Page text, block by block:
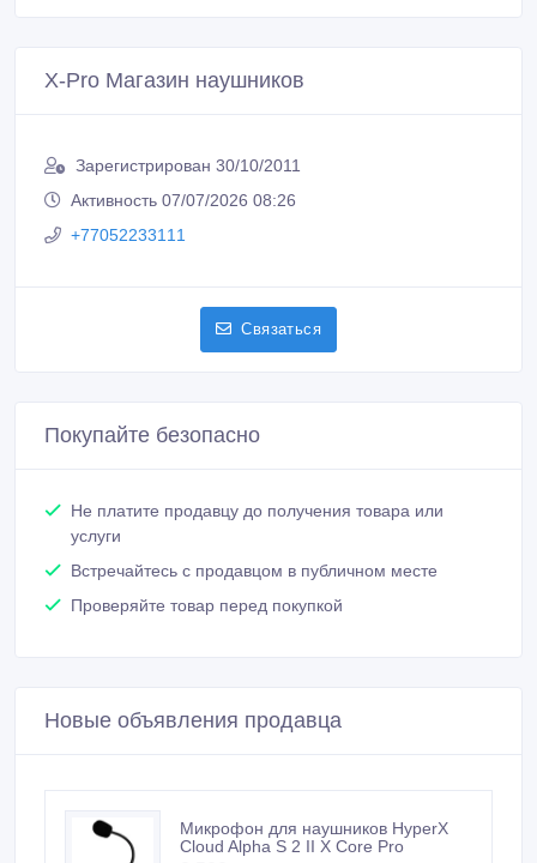
X-Pro Магазин наушников
Зарегистрирован 30/10/2011
Активность 07/07/2026 08:26
+77052233111
Связаться
Покупайте безопасно
Не платите продавцу до получения товара или
услуги
Встречайтесь с продавцом в публичном месте
Проверяйте товар перед покупкой
Новые объявления продавца
Микрофон для наушников HyperX
Cloud Alpha S 2 II X Core Pro